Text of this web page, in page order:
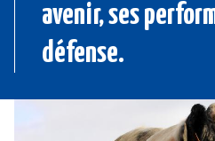
avenir, ses
défense.